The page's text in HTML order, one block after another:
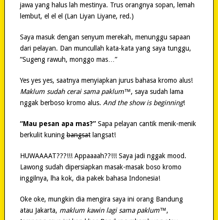
jawa yang halus lah mestinya. Trus orangnya sopan, lemah
lembut, el el el (Lan Liyan Liyane, red.)
Saya masuk dengan senyum merekah, menunggu sapaan
dari pelayan. Dan muncullah kata-kata yang saya tunggu,
“Sugeng rawuh, monggo mas…”
Yes yes yes, saatnya menyiapkan jurus bahasa kromo alus!
Maklum sudah cerai sama paklum™, saya sudah lama
nggak berboso kromo alus. And the show is beginning!
“Mau pesan apa mas?”Sapa pelayan cantik menik-menik
berkulit kuningbangsatlangsat!
HUWAAAAT???!!! Appaaaah??!!! Saya jadi nggak mood.
Lawong sudah dipersiapkan masak-masak boso kromo
inggilnya, lha kok, dia pakek bahasa Indonesia!
Oke oke, mungkin dia mengira saya ini orang Bandung
atau Jakarta, maklum kawin lagi sama paklum™,